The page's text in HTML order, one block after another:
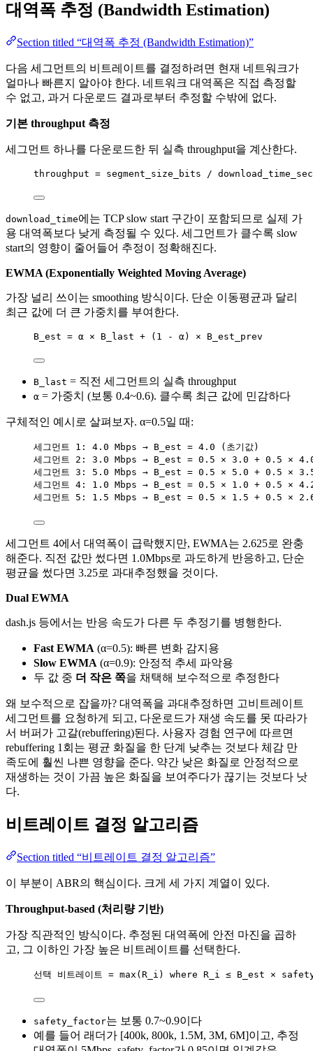
대역폭 추정 (Bandwidth Estimation)
Section titled “대역폭 추정 (Bandwidth Estimation)”
다음 세그먼트의 비트레이트를 결정하려면 현재 네트워크가
얼마나 빠른지 알아야 한다. 네트워크 대역폭은 직접 측정할
수 없고, 과거 다운로드 결과로부터 추정할 수밖에 없다.
기본 throughput 측정
세그먼트 하나를 다운로드한 뒤 실측 throughput을 계산한다.
throughput = segment_size_bits /
download_time에는 TCP slow start 구간이 포함되므로 실제 가
용 대역폭보다 낮게 측정될 수 있다. 세그먼트가 클수록 slow
start의 영향이 줄어들어 추정이 정확해진다.
EWMA (Exponentially Weighted Moving Average)
가장 널리 쓰이는 smoothing 방식이다. 단순 이동평균과 달리
최근 값에 더 큰 가중치를 부여한다.
B_est = α × B_last + (1 - α) × B_est_prev
B_last = 직전 세그먼트의 실측 throughput
α = 가중치 (보통 0.4~0.6). 클수록 최근 값에 민감하다
구체적인 예시로 살펴보자. α=0.5일 때:
세그먼트 1: 4.0 Mbps → B_est = 4.0 (초기값)
세그먼트 2: 3.0 Mbps → B_est = 0.5 × 3.0 + 0.5 ×
세그먼트 3: 5.0 Mbps → B_est = 0.5 × 5.0 + 0.5 ×
세그먼트 4: 1.0 Mbps → B_est = 0.5 × 1.0 + 0.5 ×
세그먼트 5: 1.5 Mbps → B_est = 0.5 × 1.5 + 0.5 ×
세그먼트 4에서 대역폭이 급락했지만, EWMA는 2.625로 완충
해준다. 직전 값만 썼다면 1.0Mbps로 과도하게 반응하고, 단순
평균을 썼다면 3.25로 과대추정했을 것이다.
Dual EWMA
dash.js 등에서는 반응 속도가 다른 두 추정기를 병행한다.
Fast EWMA (α=0.5): 빠른 변화 감지용
Slow EWMA (α=0.9): 안정적 추세 파악용
두 값 중 더 작은 쪽을 채택해 보수적으로 추정한다
왜 보수적으로 잡을까? 대역폭을 과대추정하면 고비트레이트
세그먼트를 요청하게 되고, 다운로드가 재생 속도를 못 따라가
서 버퍼가 고갈(rebuffering)된다. 사용자 경험 연구에 따르면
rebuffering 1회는 평균 화질을 한 단계 낮추는 것보다 체감 만
족도에 훨씬 나쁜 영향을 준다. 약간 낮은 화질로 안정적으로
재생하는 것이 가끔 높은 화질을 보여주다가 끊기는 것보다 낫
다.
비트레이트 결정 알고리즘
Section titled “비트레이트 결정 알고리즘”
이 부분이 ABR의 핵심이다. 크게 세 가지 계열이 있다.
Throughput-based (처리량 기반)
가장 직관적인 방식이다. 추정된 대역폭에 안전 마진을 곱하
고, 그 이하인 가장 높은 비트레이트를 선택한다.
선택 비트레이트 = max(R_i) where R_i ≤ B_est ×
safety_factor는 보통 0.7~0.9이다
예를 들어 래더가 [400k, 800k, 1.5M, 3M, 6M]이고, 추정